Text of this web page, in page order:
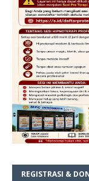
REGISTRASI &